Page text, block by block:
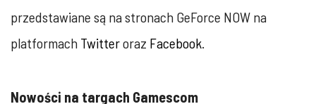
przedstawiane są na stronach GeForce NOW na
platformach Twitteroraz Facebook.
Nowości na targach Gamescom